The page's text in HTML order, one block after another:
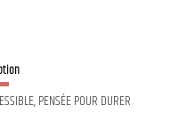
PENSÉE POUR DURER